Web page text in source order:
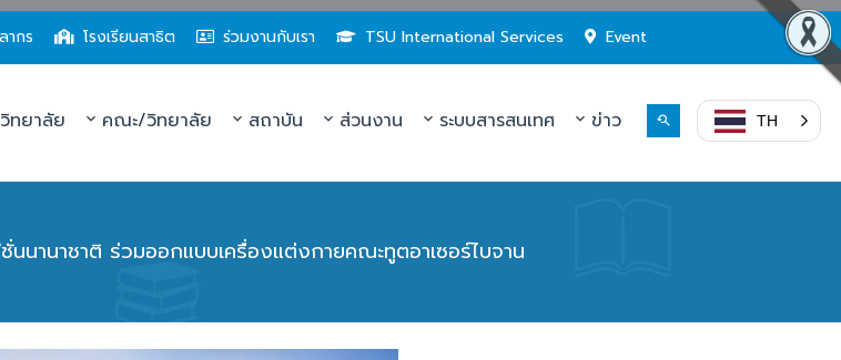
ากร โรงเรียนสาธิต ร่วมงานกับเรา TSU International Services Event
ทยาลัย คณะ/วิทยาลัย สถาบัน ส่วนงาน ระบบสารสนเทศ ข่าว TH
นานาชาติ ร่วมออกแบบเครื่องแต่งกายคณะทูตอาเซอร์ไบจาน